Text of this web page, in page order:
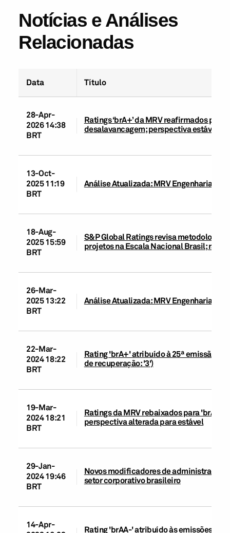
Notícias e Análises
Relacionadas
Data Título
28-Apr-
2026 14:38
BRT
Ratings ‘brA+’ da MRV reafirmados por
desalavancagem; perspectiva estável
13-Oct-
2025 11:19
BRT
Análise Atualizada: MRV Engenharia e
18-Aug-
2025 15:59
BRT
S&P Global Ratings revisa
projetos na Escala Nacional Brasil;
26-Mar-
2025 13:22
BRT
Análise Atualizada: MRV Engenharia e
22-Mar-
2024 18:22
BRT
Rating 'brA+' atribuído à 25ª emissão
de recuperação: '3')
19-Mar-
2024 18:21
BRT
Ratings da MRV rebaixados para 'brA+'
perspectiva alterada para estável
29-Jan-
2024 19:46
BRT
Novos modificadores de administração
setor corporativo brasileiro
14-Apr-
Rating 'brAA-' atribuído às emissões de